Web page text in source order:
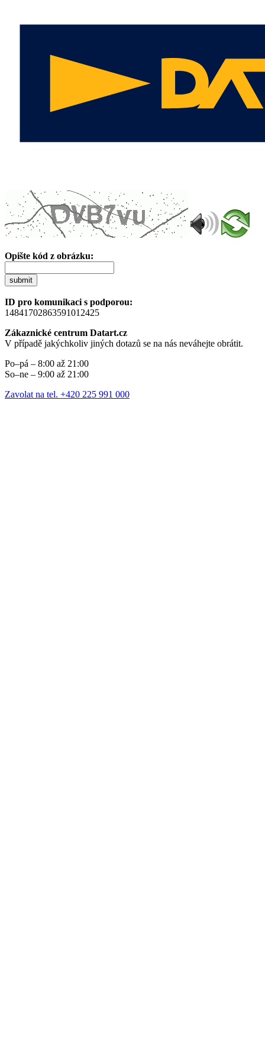
Opište kód z obrázku:
submit
ID pro komunikaci s podporou:
14841702863591012425
Zákaznické centrum Datart.cz
V případě jakýchkoliv jiných dotazů se na nás neváhejte obrátit.
Po–pá – 8:00 až 21:00
So–ne – 9:00 až 21:00
Zavolat na tel. +420 225 991 000